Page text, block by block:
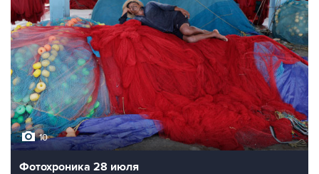
10
Фотохроника 28 июля